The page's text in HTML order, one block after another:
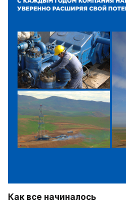
Как все начиналось